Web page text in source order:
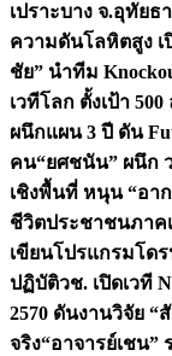
เปราะบาง จ.อุทัยธ
ความดันโลหิตสูง เ
ชัย” นำทีม
เวทีโลก ตั้งเป้า
ผนึกแผน 3 ปี ดัน
คน“ยศชนัน” ผนึก
เชิงพื้นที่ หนุน “อา
ชีวิตประชาชนภาค
เขียนโปรแกรมโด
ปฏิบัติวช. เปิดเวที
2570 ดันงานวิจัย
จริง“อาจารย์เชน”